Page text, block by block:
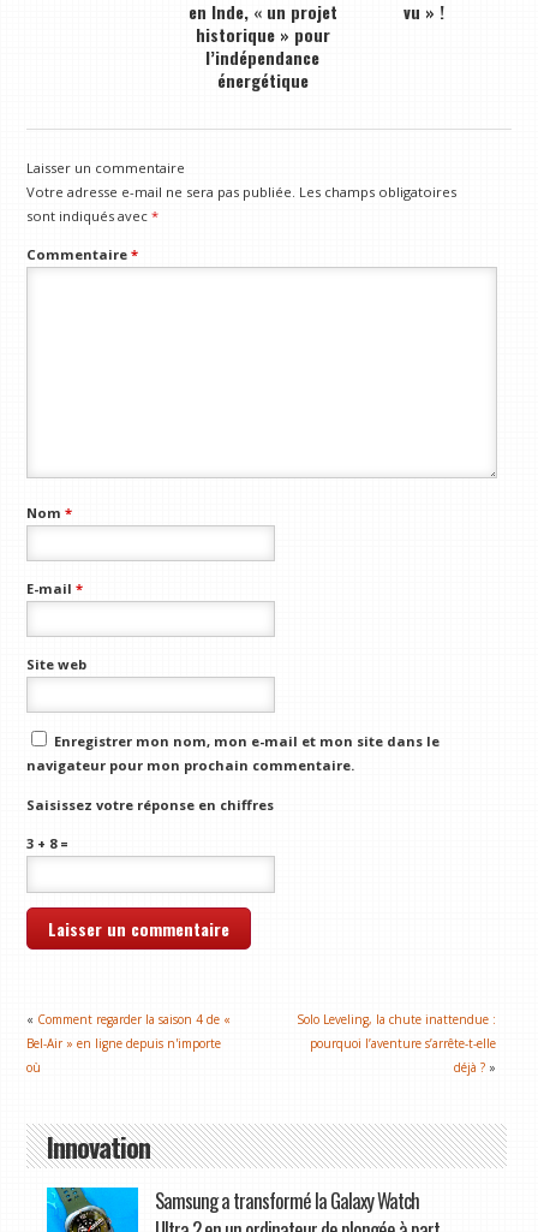
en Inde, « un projet
historique » pour
l’indépendance
énergétique
vu » !
Laisser un commentaire
Votre adresse e-mail ne sera pas publiée. Les champs obligatoires
sont indiqués avec*
Commentaire*
Nom*
E-mail*
Site web
Enregistrer mon nom, mon e-mail et mon site dans le
navigateur pour mon prochain commentaire.
Saisissez votre réponse en chiffres
3 + 8 =
« Comment regarder la saison 4 de «
Bel-Air » en ligne depuis n'importe
où
Solo Leveling, la chute inattendue :
pourquoi l’aventure s’arrête-t-elle
déjà ? »
Innovation
Samsung a transformé la Galaxy Watch